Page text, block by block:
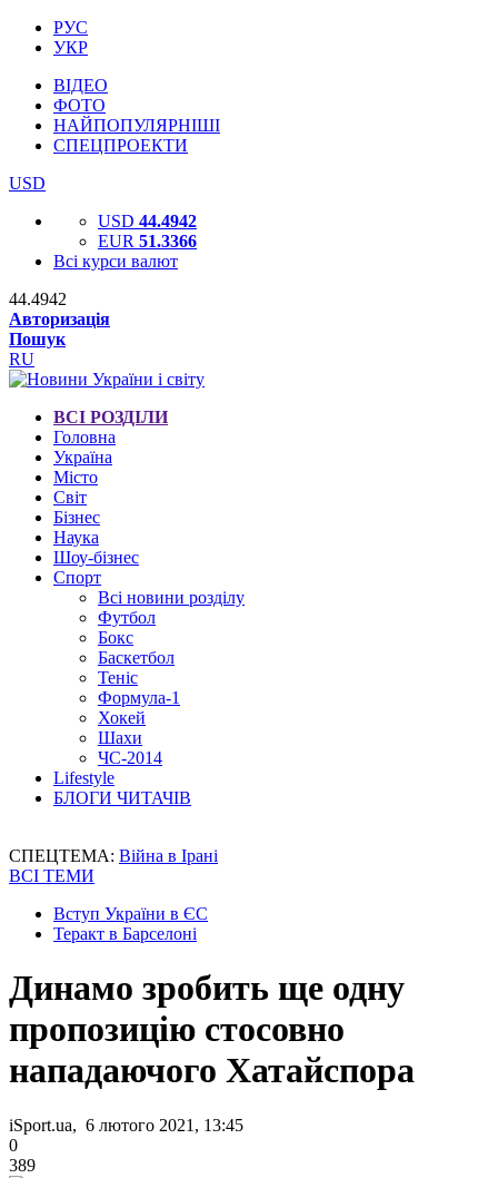
РУС
УКР
ВІДЕО
ФОТО
НАЙПОПУЛЯРНІШІ
СПЕЦПРОЕКТИ
USD
USD 44.4942
EUR 51.3366
Всі курси валют
44.4942
Авторизація
Пошук
RU
ВСІ РОЗДІЛИ
Головна
Україна
Місто
Світ
Бізнес
Наука
Шоу-бізнес
Спорт
Всі новини розділу
Футбол
Бокс
Баскетбол
Теніс
Формула-1
Хокей
Шахи
ЧС-2014
Lifestyle
БЛОГИ ЧИТАЧІВ
СПЕЦТЕМА: Війна в Ірані
ВСІ ТЕМИ
Вступ України в ЄС
Теракт в Барселоні
Динамо зробить ще одну
пропозицію стосовно
нападаючого Хатайспора
iSport.ua, 6 лютого 2021, 13:45
0
389